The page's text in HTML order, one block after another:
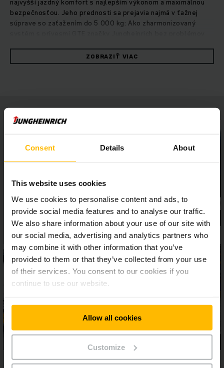
Consent Details About
This website uses cookies
We use cookies to personalise content and ads, to
provide social media features and to analyse our traffic.
We also share information about your use of our site with
our social media, advertising and analytics partners who
may combine it with other information that you’ve
provided to them or that they’ve collected from your use
of their services. You consent to our cookies if you
continue to use our website.
Allow all cookies
Customize
najvyšší jazdný komfort s najlepším výkonom a maximálnou
bezpečnosťou. Jeho prednosti sa prejavia najmä v ťažnej
súprave so zaťažením do 5 000 kg: Ako zharmonizovaný
bodu B. Šetrný a výkonný trojfázový motor presviedča
vysokým výkonom, nízkou spotrebou a efektívnou
brzda s ochranou proti neúmyselnému pohybu, ktorá ťahač a
prívesy počas státia zaisťuje. Premyslená ergonómia a
jazdenie ako v aute, praktická jednoručná obsluha, LED
osvetlenie a rozmanité individuálne možnosti prispôsobenia
ZOBRAZIŤ VIAC